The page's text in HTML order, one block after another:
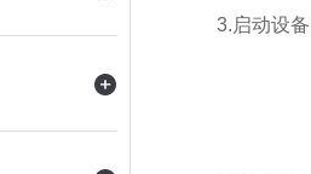
3.启动设备：